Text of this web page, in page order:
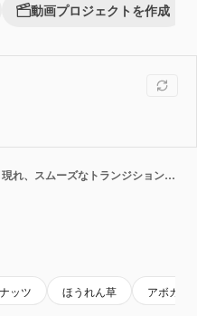
動画プロジェクトを作成
植物由来の食品や飲料が次々と現れ、スムーズなトランジションで、ビーガン食に欠かせないものが強調表示されます。
ナッツ ほうれん草 アボカド